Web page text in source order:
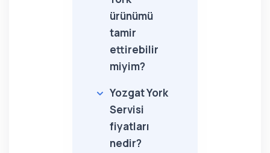
ürünümü
tamir
ettirebilir
miyim?
Yozgat York
Servisi
fiyatları
nedir?